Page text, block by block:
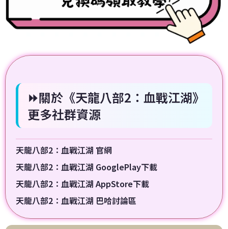
⏩關於《天龍八部2：血戰江湖》
更多社群資源
天龍八部2：血戰江湖 官網
天龍八部2：血戰江湖 GooglePlay下載
天龍八部2：血戰江湖 AppStore下載
天龍八部2：血戰江湖 巴哈討論區